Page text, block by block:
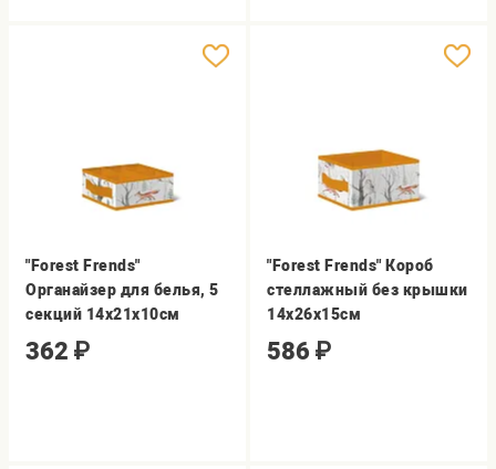
"Forest Frends"
Органайзер для белья, 5
секций 14х21х10см
362 ₽
"Forest Frends" Короб
стеллажный без крышки
14х26х15см
586 ₽